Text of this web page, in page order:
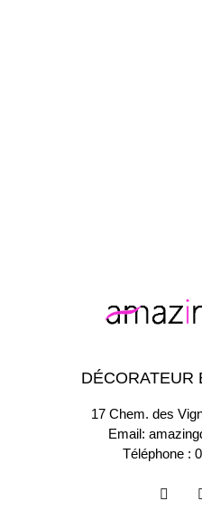
DÉCORATEUR
17 Chem. des
Email:
Téléphone :